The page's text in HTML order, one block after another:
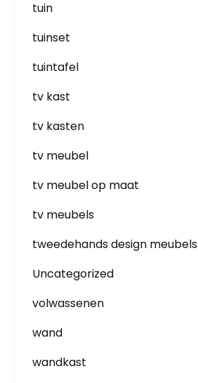
tuin
tuinset
tuintafel
tv kast
tv kasten
tv meubel
tv meubel op maat
tv meubels
tweedehands design meubels
Uncategorized
volwassenen
wand
wandkast